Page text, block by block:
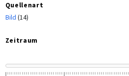
Quellenart
Bild (14)
Zeitraum